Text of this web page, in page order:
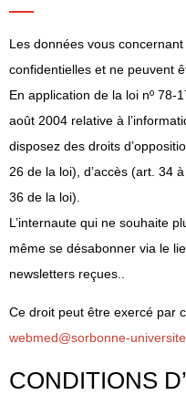
Les données vous
confidentielles et ne peuvent
En application de la loi nº 78-
août 2004 relative à
disposez des droits
26 de la loi), d’accès (art. 34
36 de la loi).
L’internaute qui ne souhaite
même se désabonner via le
newsletters reçues..
Ce droit peut être exercé par
webmed@sorbonne-
CONDITIONS